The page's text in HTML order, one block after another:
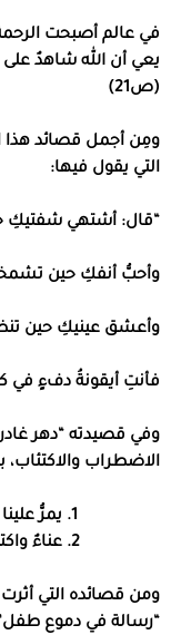
في عالم أصبحت
يعي أن الله شاهدٌ
(ص21)
ومِن أجمل قصائد هذا
التي يقول فيها:
“قال: أشتهي شفتيكِ
وأحبُّ أنفكِ حين
وأعشق عينيكِ حين
فأنتِ أيقونةُ دفءٍ في
وفي قصيدته “دهر
الاضطراب
يمرُّ
عناءٌ
ومن قصائده التي أثرت
“رسالة في دموع